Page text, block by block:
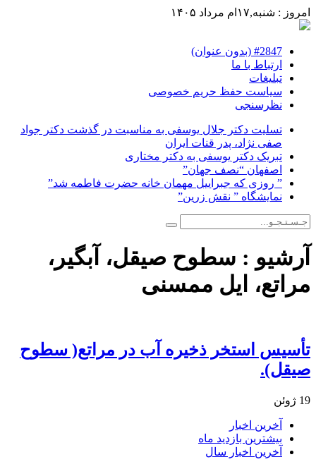
امروز : شنبه,۱۷ام مرداد ۱۴۰۵
#2847 (بدون عنوان)
ارتباط با ما
تبلیغات
سیاست حفظ حریم خصوصی
نظرسنجی
تسلیت دکتر جلال یوسفی به مناسبت در گذشت دکتر جواد
صفی نژاد، پدر قنات ایران
تبریک دکتر یوسفی به دکتر مختاری
اصفهان “نصف جهان”
” روزی که جبراییل مهمان خانه حضرت فاطمه شد”
نمایشگاه ” نقش زرین”
آرشیو : سطوح صیقل، آبگیر،
مراتع، ایل ممسنی
تأسیس استخر ذخیره آب در مراتع( سطوح
صیقل).
19 ژوئن
آخرین اخبار
بیشترین بازدید ماه
آخرین اخبار سال